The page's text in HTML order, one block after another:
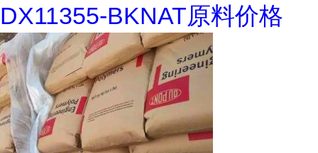
DX11355-BKNAT原料价格